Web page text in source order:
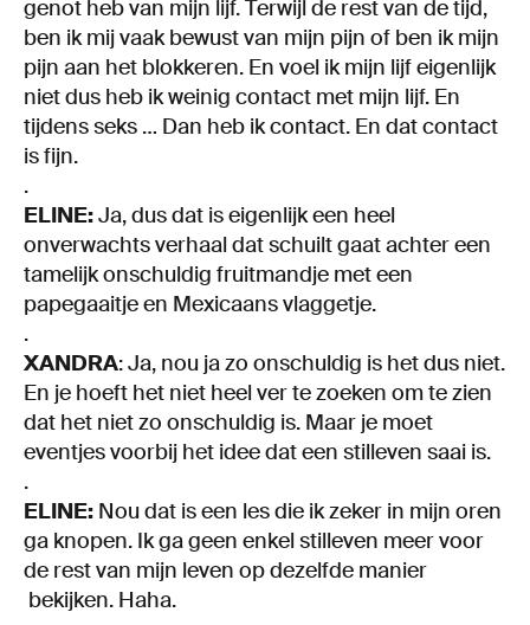
genot heb van mijn lijf. Terwijl de rest van de tijd,
ben ik mij vaak bewust van mijn pijn of ben ik mijn
pijn aan het blokkeren. En voel ik mijn lijf eigenlijk
niet dus heb ik weinig contact met mijn lijf. En
tijdens seks … Dan heb ik contact. En dat contact
is fijn.
.
ELINE:Ja, dus dat is eigenlijk een heel
onverwachts verhaal dat schuilt gaat achter een
tamelijk onschuldig fruitmandje met een
papegaaitje en Mexicaans vlaggetje.
.
XANDRA: Ja, nou ja zo onschuldig is het dus niet.
En je hoeft het niet heel ver te zoeken om te zien
dat het niet zo onschuldig is. Maar je moet
eventjes voorbij het idee dat een stilleven saai is.
.
ELINE: Nou dat is een les die ik zeker in mijn oren
ga knopen. Ik ga geen enkel stilleven meer voor
de rest van mijn leven op dezelfde manier
bekijken. Haha.